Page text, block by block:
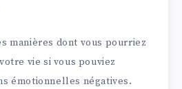
manières dont vous pourriez
vie si vous pouviez
émotionnelles négatives.